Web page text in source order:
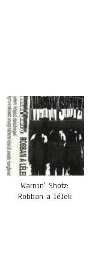
Warnin’ Shotz:
Robban a lélek